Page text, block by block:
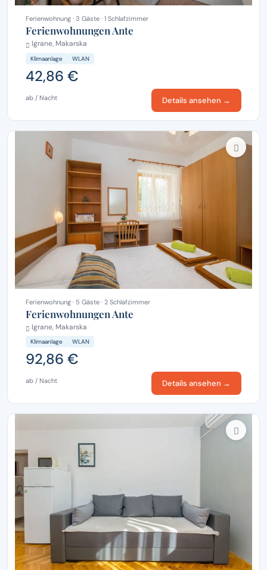
Ferienwohnung · 3 Gäste · 1 Schlafzimmer
Ferienwohnungen Ante
Igrane, Makarska
Klimaanlage WLAN
42,86 €
ab / Nacht Details ansehen →
Ferienwohnung · 5 Gäste · 2 Schlafzimmer
Ferienwohnungen Ante
Igrane, Makarska
Klimaanlage WLAN
92,86 €
ab / Nacht Details ansehen →